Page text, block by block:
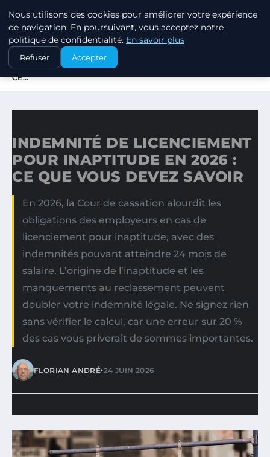
MARKETING STRATEGIQUE
ACCUEIL
INDEMNITÉ DE LICENCIEMENT POUR INAPTITUDE EN 2026 :
CE…
INDEMNITÉ DE LICENCIEMENT
POUR INAPTITUDE EN 2026 :
CE QUE VOUS DEVEZ SAVOIR
En 2026, la Cour de cassation alourdit les
obligations des employeurs en cas de
licenciement pour inaptitude, avec des
indemnités pouvant atteindre 24 mois de
salaire. L’origine de l’inaptitude et les
manquements au reclassement peuvent
doubler votre indemnité légale. Ne signez rien
sans vérifier le calcul, car une erreur sur 20 %
des cas vous priverait de sommes importantes.
FLORIAN ANDRÉ•24 JUIN 2026
Nous utilisons des cookies pour améliorer votre expérience
de navigation. En poursuivant, vous acceptez notre
politique de confidentialité. En savoir plus
Refuser Accepter